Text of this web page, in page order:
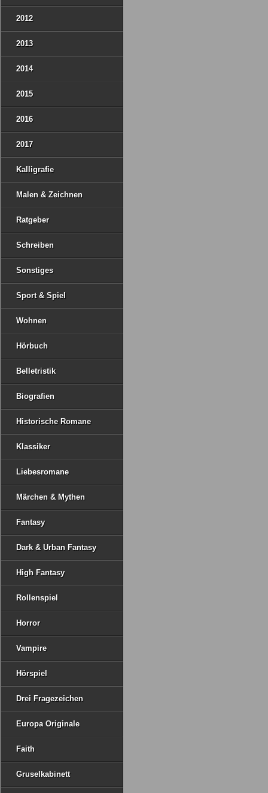
2012
2013
2014
2015
2016
2017
Kalligrafie
Malen & Zeichnen
Ratgeber
Schreiben
Sonstiges
Sport & Spiel
Wohnen
Hörbuch
Belletristik
Biografien
Historische Romane
Klassiker
Liebesromane
Märchen & Mythen
Fantasy
Dark & Urban Fantasy
High Fantasy
Rollenspiel
Horror
Vampire
Hörspiel
Drei Fragezeichen
Europa Originale
Faith
Gruselkabinett